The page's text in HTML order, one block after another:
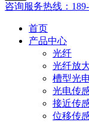
咨询服务热线：
首页
产品中心
光纤
光纤放
槽型光
光电传
接近传
位移传